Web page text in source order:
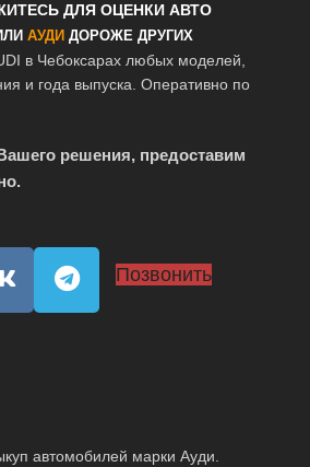
ДЛЯ ОЦЕНКИ АВТО
АУДИ ДОРОЖЕ ДРУГИХ
в Чебоксарах любых моделей,
и года выпуска. Оперативно по
решения, предоставим
Позвонить
автомобилей марки Ауди.